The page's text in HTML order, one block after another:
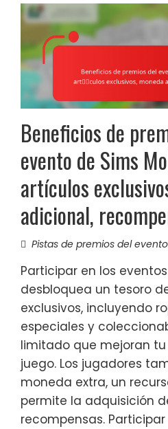
Beneficios de
evento de Sims
artículos
adicional,
Pistas de premios del
Participar en los
desbloquea un tesoro
exclusivos, incluyendo
especiales y
limitado que mejoran
juego. Los jugadores
moneda extra, un
permite la adquisición
recompensas.